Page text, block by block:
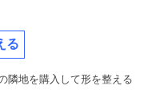
る
隣地を購入して形を整える